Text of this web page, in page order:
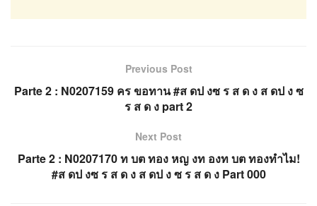
Previous Post
Parte 2 : N0207159 คร ขอทาน #ส ดป งซ ร ส ด ง ส ดป ง ซ
ร ส ด ง part 2
Next Post
Parte 2 : N0207170 ท บต ทอง หญ งท องท บต ทองทำไม!
#ส ดป งซ ร ส ด ง ส ดป ง ซ ร ส ด ง Part 000